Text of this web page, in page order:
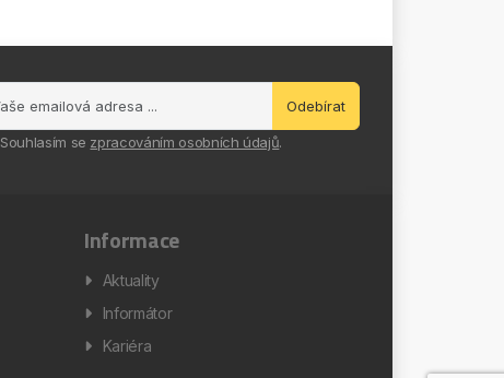
Odebírat
Souhlasím se zpracováním osobních údajů.
Informace
Aktuality
Informátor
Kariéra